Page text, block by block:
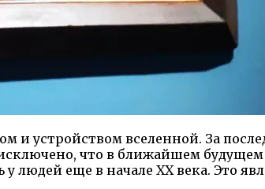
и устройством вселенной. За
что в ближайшем будущем
людей еще в начале ХХ века. Это